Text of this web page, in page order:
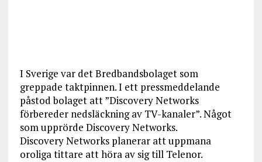
I Sverige var det Bredbandsbolaget som
greppade taktpinnen. I ett pressmeddelande
påstod bolaget att ”Discovery Networks
förbereder nedsläckning av TV-kanaler”. Något
som upprörde Discovery Networks.
Discovery Networks planerar att uppmana
oroliga tittare att höra av sig till Telenor.